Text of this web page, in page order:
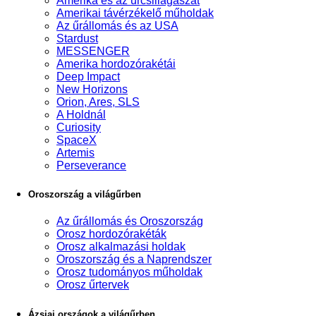
Amerikai távérzékelő műholdak
Az űrállomás és az USA
Stardust
MESSENGER
Amerika hordozórakétái
Deep Impact
New Horizons
Orion, Ares, SLS
A Holdnál
Curiosity
SpaceX
Artemis
Perseverance
Oroszország a világűrben
Az űrállomás és Oroszország
Orosz hordozórakéták
Orosz alkalmazási holdak
Oroszország és a Naprendszer
Orosz tudományos műholdak
Orosz űrtervek